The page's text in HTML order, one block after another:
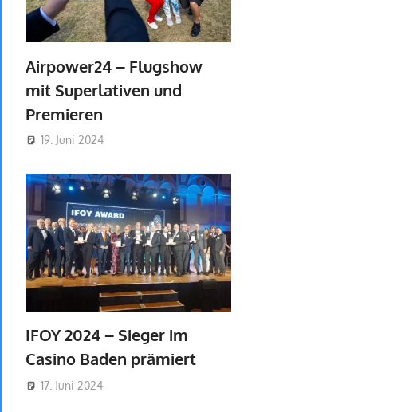
Airpower24 – Flugshow
mit Superlativen und
Premieren
19. Juni 2024
IFOY 2024 – Sieger im
Casino Baden prämiert
17. Juni 2024